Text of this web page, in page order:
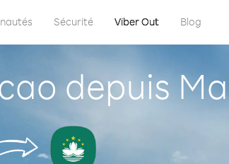
Sécurité Viber Out Blog
depuis